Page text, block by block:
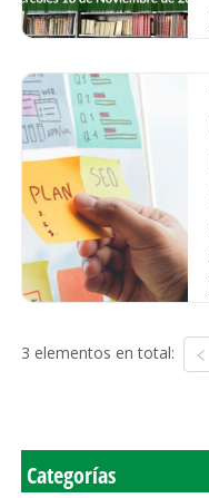
3 elementos en total:
Categorías